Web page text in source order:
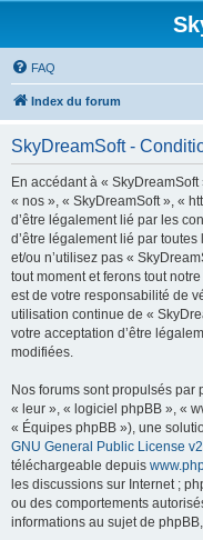
FAQ
Index du forum
SkyDreamSoft -
En accédant à «
« nos », « SkyDreamSoft », «
d’être légalement lié par les
d’être légalement lié par
et/ou n’utilisez pas «
tout moment et ferons tout
est de votre responsabilité de
utilisation continue de «
votre acceptation d’être
modifiées.
Nos forums sont propulsés
« leur », « logiciel phpBB », «
« Équipes phpBB »), une
GNU General Public License v2
téléchargeable depuis
les discussions sur Internet ;
ou des comportements
informations au sujet de